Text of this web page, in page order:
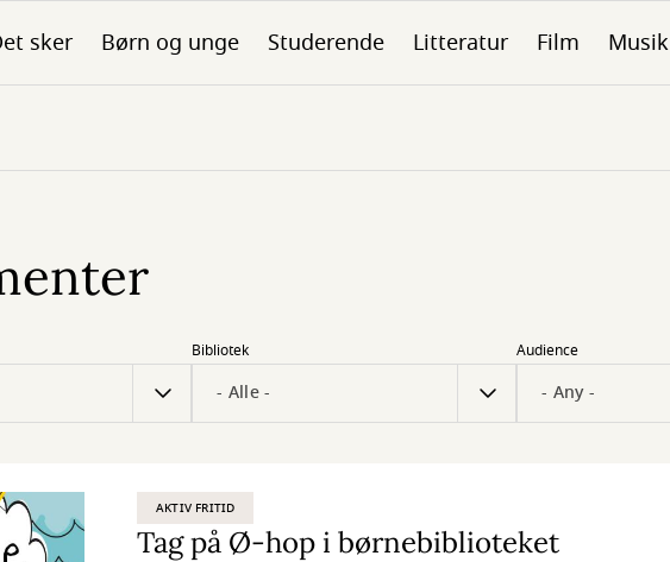
sker Børn og unge Studerende Litteratur Film Musik
Bibliotek Audience
AKTIV FRITID
Tag på Ø-hop i børnebiblioteket